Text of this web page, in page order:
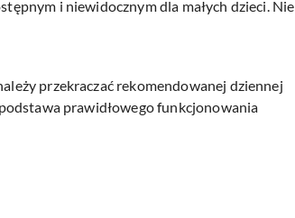
i niewidocznym dla małych dzieci. Nie
przekraczać rekomendowanej dziennej
prawidłowego funkcjonowania